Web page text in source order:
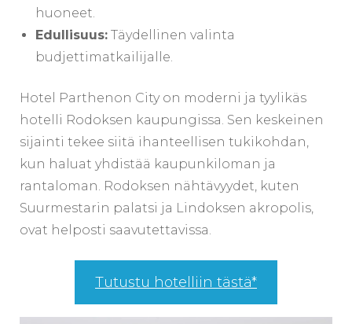
huoneet.
Edullisuus: Täydellinen valinta
budjettimatkailijalle.
Hotel Parthenon City on moderni ja tyylikäs
hotelli Rodoksen kaupungissa. Sen keskeinen
sijainti tekee siitä ihanteellisen tukikohdan,
kun haluat yhdistää kaupunkiloman ja
rantaloman. Rodoksen nähtävyydet, kuten
Suurmestarin palatsi ja Lindoksen akropolis,
ovat helposti saavutettavissa.
Tutustu hotelliin tästä*